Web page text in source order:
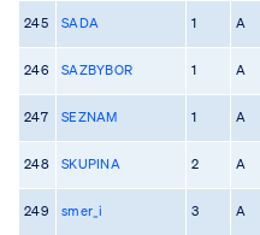
245 SADA 1 A
246 SAZBYBOR 1 A
247 SEZNAM 1 A
248 SKUPINA 2 A
249 smer_i 3 A